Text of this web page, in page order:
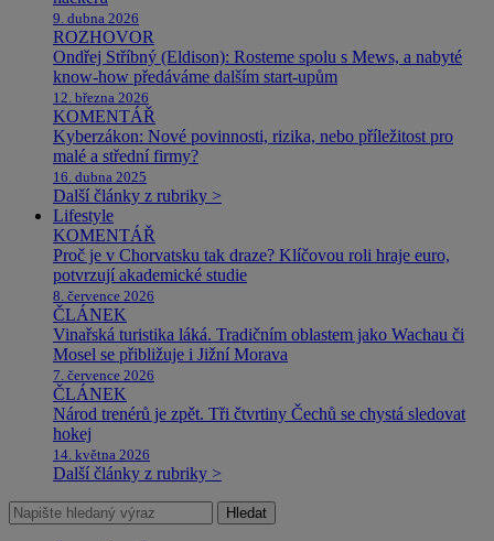
9. dubna 2026
ROZHOVOR
Ondřej Stříbný (Eldison): Rosteme spolu s Mews, a nabyté
know-how předáváme dalším start-upům
12. března 2026
KOMENTÁŘ
Kyberzákon: Nové povinnosti, rizika, nebo příležitost pro
malé a střední firmy?
16. dubna 2025
Další články z rubriky >
Lifestyle
KOMENTÁŘ
Proč je v Chorvatsku tak draze? Klíčovou roli hraje euro,
potvrzují akademické studie
8. července 2026
ČLÁNEK
Vinařská turistika láká. Tradičním oblastem jako Wachau či
Mosel se přibližuje i Jižní Morava
7. července 2026
ČLÁNEK
Národ trenérů je zpět. Tři čtvrtiny Čechů se chystá sledovat
hokej
14. května 2026
Další články z rubriky >
Hledat